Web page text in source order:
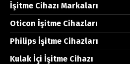
İşitme Cihazı Markaları
Oticon İşitme Cihazları
Philips İşitme Cihazları
Kulak İçi İşitme Cihazı